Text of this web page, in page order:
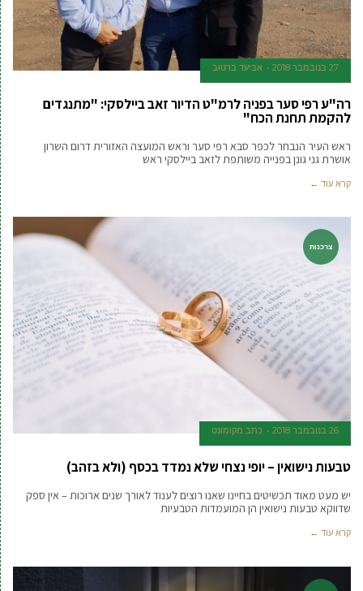
27 בנובמבר 2018 אביעד ברטוב
רה"ע רפי סער בפניה לרמ"ט הדיור זאב ביילסקי: "מתנגדים
להקמת תחנת הכח"
ראש העיר הנבחר לכפר סבא רפי סער וראש המועצה האזורית דרום השרון
אושרת גני גונן בפנייה משותפת לזאב ביילסקי ראש
קרא עוד ←
צרכנות
26 בנובמבר 2018 כתב מקומונט
טבעות נישואין – יופי נצחי שלא נמדד בכסף (ולא בזהב)
יש מעט מאוד תכשיטים בחיינו שאנו רוצים לענוד לאורך שנים ארוכות – אין ספק
שדווקא טבעות נישואין הן המועמדות הטבעיות
קרא עוד ←